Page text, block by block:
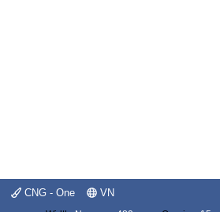
CNG - One VN